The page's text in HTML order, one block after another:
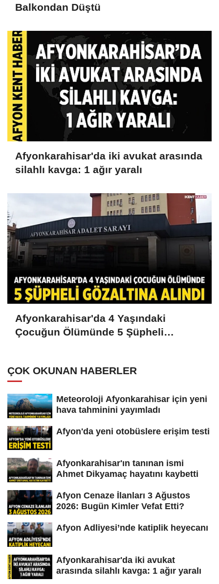
Balkondan Düştü
Afyonkarahisar'da iki avukat arasında
silahlı kavga: 1 ağır yaralı
Afyonkarahisar'da 4 Yaşındaki
Çocuğun Ölümünde 5 Şüpheli
ÇOK OKUNAN HABERLER
Meteoroloji Afyonkarahisar için yeni
hava tahminini yayımladı
Afyon'da yeni otobüslere erişim testi
Afyonkarahisar'ın tanınan ismi
Ahmet Dikyamaç hayatını kaybetti
Afyon Cenaze İlanları 3 Ağustos
2026: Bugün Kimler Vefat Etti?
Afyon Adliyesi’nde katiplik heyecanı
Afyonkarahisar'da iki avukat
arasında silahlı kavga: 1 ağır yaralı